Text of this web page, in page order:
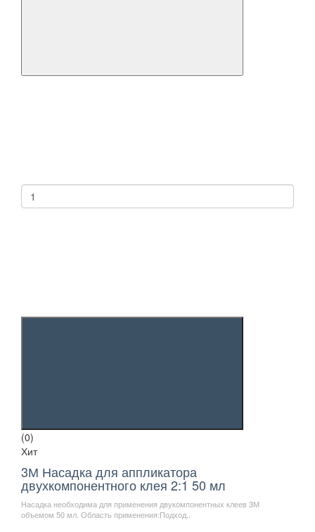
(0)
Хит
3М Насадка для аппликатора
двухкомпонентного клея 2:1 50 мл
Насадка необходима для применения двукомпонентных клеев 3М
объемом 50 мл. Область применения:Подход..